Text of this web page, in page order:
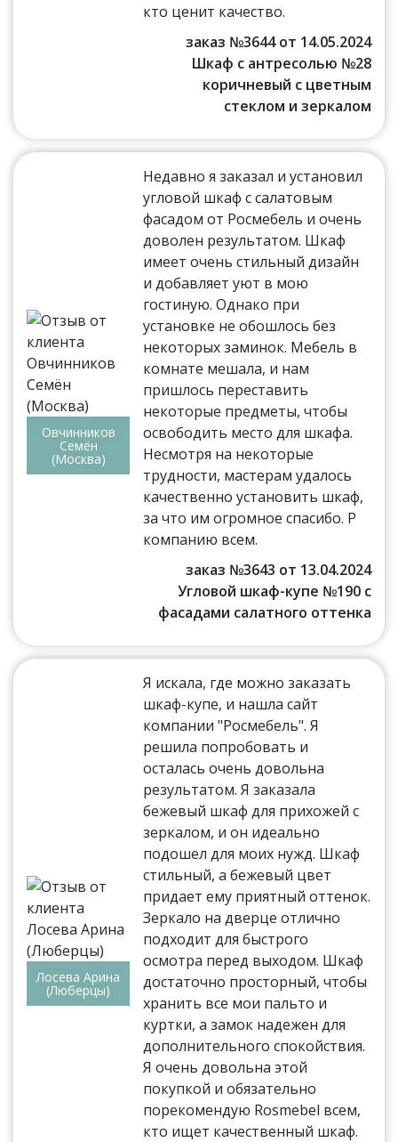
кто ценит качество.
заказ №3644 от 14.05.2024
Шкаф с антресолью №28
коричневый с цветным
стеклом и зеркалом
Овчинников
Семён
(Москва)
Недавно я заказал и установил
угловой шкаф с салатовым
фасадом от Росмебель и очень
доволен результатом. Шкаф
имеет очень стильный дизайн
и добавляет уют в мою
гостиную. Однако при
установке не обошлось без
некоторых заминок. Мебель в
комнате мешала, и нам
пришлось переставить
некоторые предметы, чтобы
освободить место для шкафа.
Несмотря на некоторые
трудности, мастерам удалось
качественно установить шкаф,
за что им огромное спасибо. Р
компанию всем.
заказ №3643 от 13.04.2024
Угловой шкаф-купе №190 с
фасадами салатного оттенка
Лосева Арина
(Люберцы)
Я искала, где можно заказать
шкаф-купе, и нашла сайт
компании "Росмебель". Я
решила попробовать и
осталась очень довольна
результатом. Я заказала
бежевый шкаф для прихожей с
зеркалом, и он идеально
подошел для моих нужд. Шкаф
стильный, а бежевый цвет
придает ему приятный оттенок.
Зеркало на дверце отлично
подходит для быстрого
осмотра перед выходом. Шкаф
достаточно просторный, чтобы
хранить все мои пальто и
куртки, а замок надежен для
дополнительного спокойствия.
Я очень довольна этой
покупкой и обязательно
порекомендую Rosmebel всем,
кто ищет качественный шкаф.